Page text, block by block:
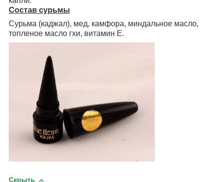
Состав сурьмы
Сурьма (каджал), мед, камфора, миндальное масло,
топленое масло гхи, витамин Е.
Скрыть